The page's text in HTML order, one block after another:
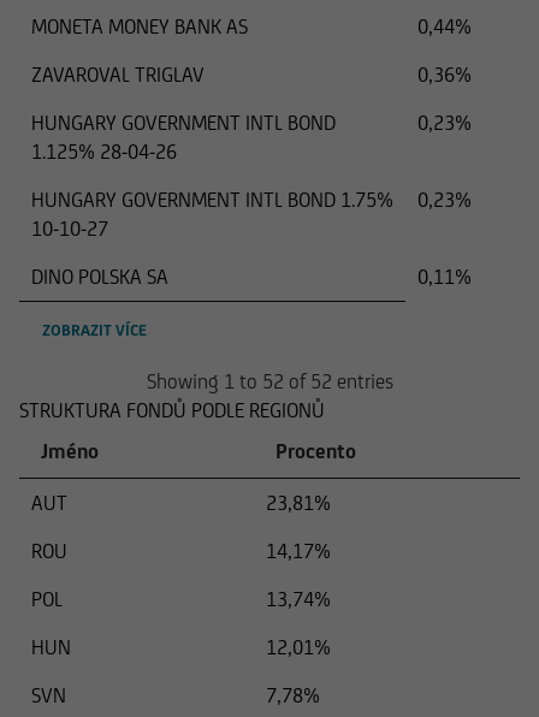
MONETA MONEY BANK AS
0,44%
ZAVAROVAL TRIGLAV
0,36%
HUNGARY GOVERNMENT INTL BOND
1.125% 28-04-26
0,23%
HUNGARY GOVERNMENT INTL BOND 1.75%
10-10-27
0,23%
DINO POLSKA SA 0,11%
ZOBRAZIT VÍCE
Showing 1 to 52 of 52 entries
STRUKTURA FONDŮ PODLE REGIONŮ
Jméno
Procento
AUT
23,81%
ROU
14,17%
POL
13,74%
HUN
12,01%
SVN
7,78%